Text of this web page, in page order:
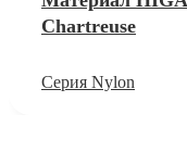
Chartreuse
Серия Nylon